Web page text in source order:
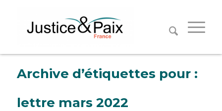
Archive d’étiquettes pour :
lettre mars 2022